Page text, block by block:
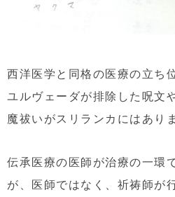
西洋医学と同格の医療の立ち
ユルヴェーダが排除した呪文
魔祓いがスリランカにはありま
伝承医療の医師が治療の一環
が、医師ではなく、祈祷師が